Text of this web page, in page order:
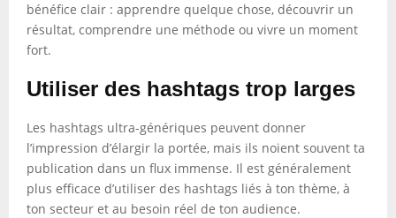
bénéfice clair : apprendre quelque chose, découvrir un
résultat, comprendre une méthode ou vivre un moment
fort.
Utiliser des hashtags trop larges
Les hashtags ultra-génériques peuvent donner
l’impression d’élargir la portée, mais ils noient souvent ta
publication dans un flux immense. Il est généralement
plus efficace d’utiliser des hashtags liés à ton thème, à
ton secteur et au besoin réel de ton audience.